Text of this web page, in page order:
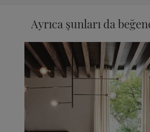
Ayrıca şunları da